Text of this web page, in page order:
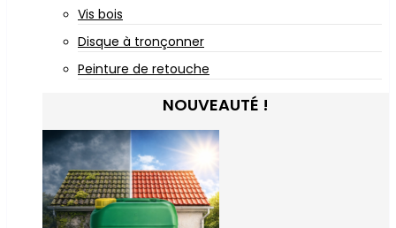
Vis bois
Disque à tronçonner
Peinture de retouche
NOUVEAUTÉ !